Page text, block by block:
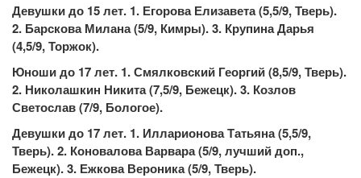
Девушки до 15 лет. 1. Егорова Елизавета (5,5/9, Тверь).
2. Барскова Милана (5/9, Кимры). 3. Крупина Дарья
(4,5/9, Торжок).
Юноши до 17 лет. 1. Смялковский Георгий (8,5/9, Тверь).
2. Николашкин Никита (7,5/9, Бежецк). 3. Козлов
Светослав (7/9, Бологое).
Девушки до 17 лет. 1. Илларионова Татьяна (5,5/9,
Тверь). 2. Коновалова Варвара (5/9, лучший доп.,
Бежецк). 3. Ежкова Вероника (5/9, Тверь).